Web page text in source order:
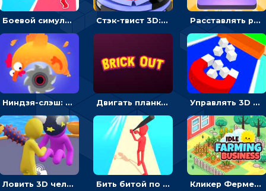
Боевой симулятор 3D: повтори позу рыцаря и победи врага Стэк-твист 3D: тапай по шарику, чтобы разбивать платформы Расставлять резиновые кубики, чтобы делать поп-ит - гиперказуальные
Ниндзя-слэш: запускай оружие по целям и становись мастером сюрикенов Двигать планку и бить шариком по цветным блокам - гиперказуальная Управлять 3D магнитом, чтобы собирать фигуры и сбрасывать в пропасть
Ловить 3D человечком своего цвета и собирать драгоценности - гиперказуалка Бить битой по шарику, чтобы сбивать кубики с буквами на пути к финишу - 3D Кликер Фермерский бизнес: расти овощи, чтобы богатеть